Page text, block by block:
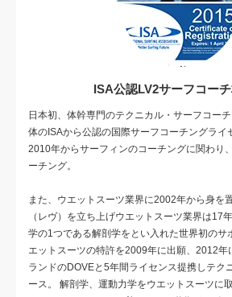
ISA公認LV2サーフコー
日本初、体幹専門のテクニカル・サーフコー
体のISAから公認の国際サーフコーチングライ
2010年からサーフィンのコーチングに関わり
ーチング。
また、ウエットスーツ業界に2002年から身を
（レヴ）を立ち上げウエットスーツ業界は17
学の1つである解剖学をとい入れた世界初のサ
エットスーツの特許を2009年に出願、2012年
ランドのDOVEと5年間ライセンス提携しテク
ース。 解剖学、運動力学をウエットスーツに